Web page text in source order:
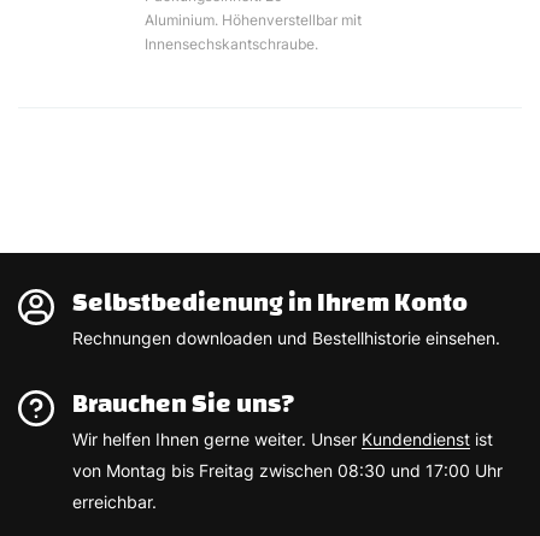
Aluminium. Höhenverstellbar mit
Innensechskantschraube.
Selbstbedienung in Ihrem Konto
Rechnungen downloaden und Bestellhistorie einsehen.
Brauchen Sie uns?
Wir helfen Ihnen gerne weiter. Unser Kundendienst ist
von Montag bis Freitag zwischen 08:30 und 17:00 Uhr
erreichbar.